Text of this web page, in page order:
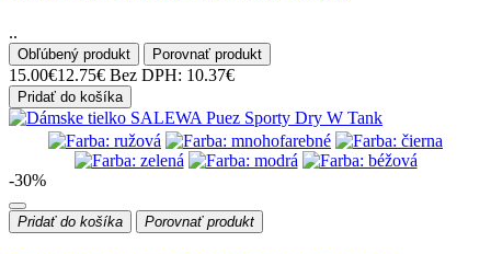
..
Obľúbený produkt Porovnať produkt
15.00€12.75€ Bez DPH: 10.37€
Pridať do košíka
-30%
Pridať do košíka Porovnať produkt